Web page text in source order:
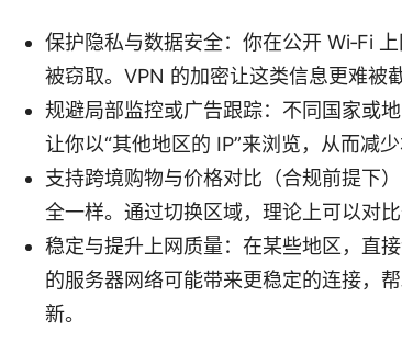
保护隐私与数据安全：你在公开 Wi‑Fi
被窃取。VPN 的加密让这类信息更难被截
规避局部监控或广告跟踪：不同国家或
让你以“其他地区的 IP”来浏览，从而减少
支持跨境购物与价格对比（合规前提下
全一样。通过切换区域，理论上可以对
稳定与提升上网质量：在某些地区，直
的服务器网络可能带来更稳定的连接，
新。